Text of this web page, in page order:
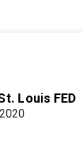
Louis FED